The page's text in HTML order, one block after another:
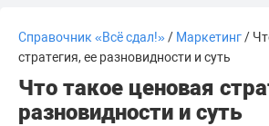
Справочник «Всё сдал!»/ Маркетинг/
стратегия, ее разновидности и суть
Что такое ценовая
разновидности и суть